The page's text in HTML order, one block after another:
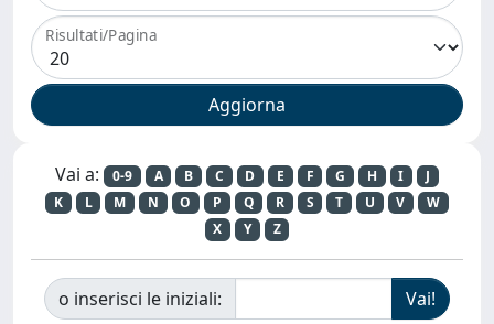
Risultati/Pagina
Vai a: 0-9 A B C D E F G H I
J
K
L M N O P Q R S T U V
W
X
Y Z
o inserisci le iniziali: